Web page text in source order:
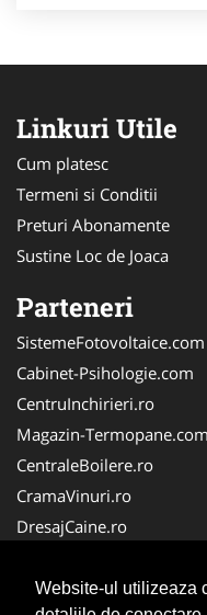
Website-ul utilizeaza
Linkuri Utile
Cum platesc
Termeni si Conditii
Preturi Abonamente
Sustine Loc de Joaca
Parteneri
SistemeFotovoltaice.com
Cabinet-Psihologie.com
CentruInchirieri.ro
Magazin-Termopane.com
CentraleBoilere.ro
CramaVinuri.ro
DresajCaine.ro
Alpinist-Utilitar.com